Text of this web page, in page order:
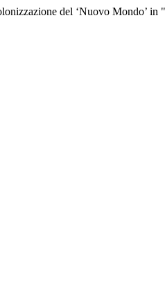
del ‘Nuovo Mondo’